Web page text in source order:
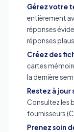
Gérez votre
entièrement
réponses
réponses
Créez des
cartes
la dernière
Restez à jour
Consultez les
fournisseurs
Prenez soin